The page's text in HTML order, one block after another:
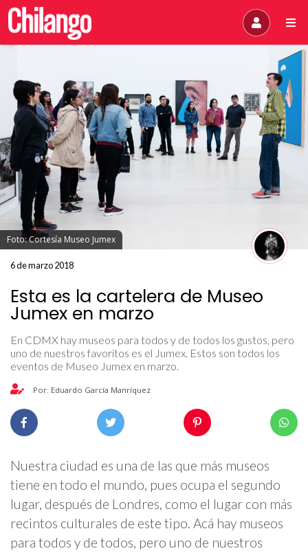
Foto: Cortesía Museo Jumex
6 de marzo 2018
Esta es la cartelera de Museo
Jumex en marzo
En CDMX hay museos para todos y de todos los gustos, pero
uno de nuestros favoritos es el Jumex. Estos son todos los
eventos de Museo Jumex en marzo.
Por: Eduardo García Manríquez
Nuestra ciudad es una de las que más museos
tiene en todo el mundo, pues ocupa el segundo
lugar, después de Londres, como el lugar con más
recintos culturales de este tipo. Acá hay museos
para todos y de todos, pero uno de nuestros